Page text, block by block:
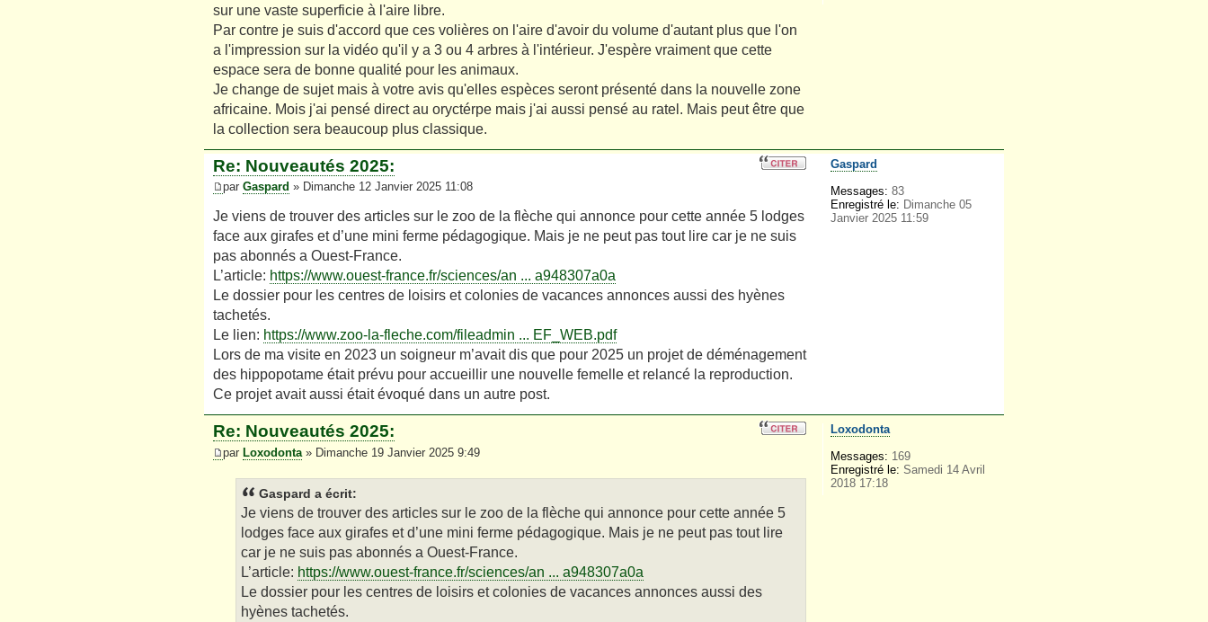
sur une vaste superficie à l'aire libre.
Par contre je suis d'accord que ces volières on l'aire d'avoir du volume d'autant plus que l'on
a l'impression sur la vidéo qu'il y a 3 ou 4 arbres à l'intérieur. J'espère vraiment que cette
espace sera de bonne qualité pour les animaux.
Je change de sujet mais à votre avis qu'elles espèces seront présenté dans la nouvelle zone
africaine. Mois j'ai pensé direct au oryctérpe mais j'ai aussi pensé au ratel. Mais peut être que
la collection sera beaucoup plus classique.
Re: Nouveautés 2025:
par Gaspard » Dimanche 12 Janvier 2025 11:08
Je viens de trouver des articles sur le zoo de la flèche qui annonce pour cette année 5 lodges
face aux girafes et d’une mini ferme pédagogique. Mais je ne peut pas tout lire car je ne suis
pas abonnés a Ouest-France.
L’article: https://www.ouest-france.fr/sciences/an ... a948307a0a
Le dossier pour les centres de loisirs et colonies de vacances annonces aussi des hyènes
tachetés.
Le lien: https://www.zoo-la-fleche.com/fileadmin ... EF_WEB.pdf
Lors de ma visite en 2023 un soigneur m’avait dis que pour 2025 un projet de déménagement
des hippopotame était prévu pour accueillir une nouvelle femelle et relancé la reproduction.
Ce projet avait aussi était évoqué dans un autre post.
Gaspard
Messages: 83
Enregistré le: Dimanche 05
Janvier 2025 11:59
Re: Nouveautés 2025:
par Loxodonta » Dimanche 19 Janvier 2025 9:49
Gaspard a écrit:
Je viens de trouver des articles sur le zoo de la flèche qui annonce pour cette année 5
lodges face aux girafes et d’une mini ferme pédagogique. Mais je ne peut pas tout lire
car je ne suis pas abonnés a Ouest-France.
L’article: https://www.ouest-france.fr/sciences/an ... a948307a0a
Le dossier pour les centres de loisirs et colonies de vacances annonces aussi des
hyènes tachetés.
Loxodonta
Messages: 169
Enregistré le: Samedi 14 Avril
2018 17:18